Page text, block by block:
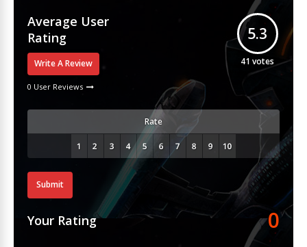
Average User
Rating
Write A Review
0 User Reviews
5.3
41 votes
Rate
Submit
Your Rating 0